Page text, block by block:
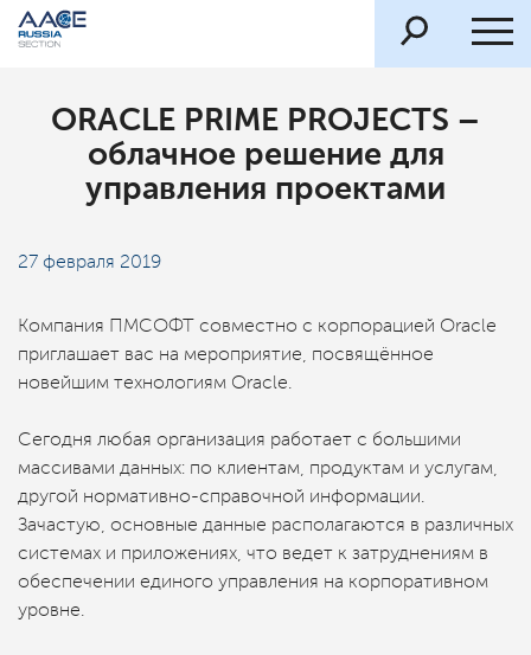
ORACLE PRIME PROJECTS –
облачное решение для
управления проектами
27 февраля 2019
Компания ПМСОФТ совместно с корпорацией Oracle
приглашает вас на мероприятие, посвящённое
новейшим технологиям Oracle.
Сегодня любая организация работает с большими
массивами данных: по клиентам, продуктам и услугам,
другой нормативно-справочной информации.
Зачастую, основные данные располагаются в различных
системах и приложениях, что ведет к затруднениям в
обеспечении единого управления на корпоративном
уровне.